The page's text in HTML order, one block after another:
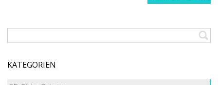
KATEGORIEN